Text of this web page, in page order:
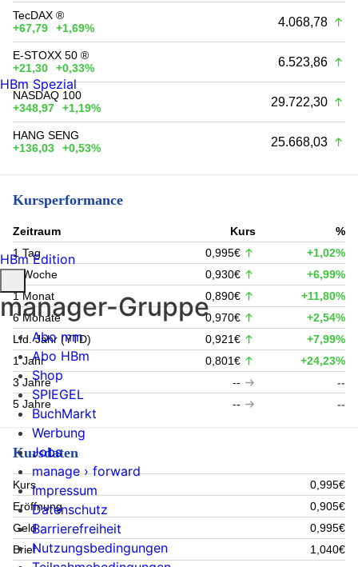
TecDAX ®
+67,79
+1,69% 4.068,78
E-STOXX 50 ®
+21,30
+0,33% 6.523,86
NASDAQ 100
+348,97
+1,19% 29.722,30
HANG SENG
+136,03
+0,53% 25.668,03
Kursperformance
Zeitraum Kurs
%
1 Tag
0,995€
+1,02%
1 Woche
0,930€
+6,99%
1 Monat
0,890€
+11,80%
6 Monate
0,970€
+2,54%
Lfd. Jahr (YTD)
0,921€
+7,99%
1 Jahr
0,801€
+24,23%
3 Jahre
--
--
5 Jahre
-- --
Kursdaten
Kurs
0,995€
Eröffnung
0,905€
Geld
0,995€
Brief
1,040€
HBm Spezial
HBm Edition
manager-Gruppe
Abo mm
Abo HBm
Shop
SPIEGEL
BuchMarkt
Werbung
Jobs
manage › forward
Impressum
Datenschutz
Barrierefreiheit
Nutzungsbedingungen